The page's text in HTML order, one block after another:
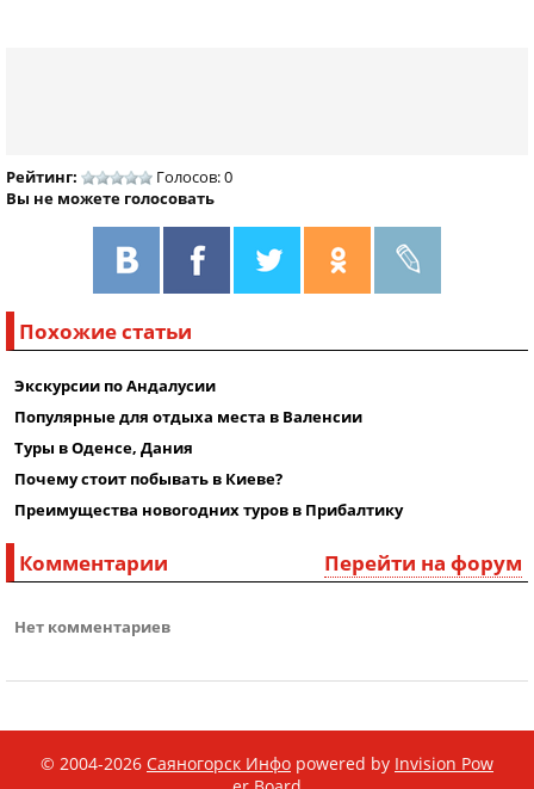
Рейтинг:
Голосов: 0
Вы не можете голосовать
Похожие статьи
Экскурсии по Андалусии
Популярные для отдыха места в Валенсии
Туры в Оденсе, Дания
Почему стоит побывать в Киеве?
Преимущества новогодних туров в Прибалтику
Перейти на форум
Комментарии
Нет комментариев
© 2004-2026 Саяногорск Инфо powered by Invision Pow